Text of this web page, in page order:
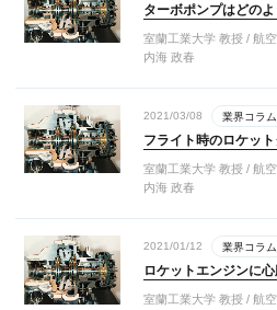
ターボポンプはどの
室蘭工業大学 教授 / 航
内海 政春
2021/03/08 業界コラム
フライト時のロケッ
室蘭工業大学 教授 / 航
内海 政春
2021/01/12 業界コラム
ロケットエンジンに
室蘭工業大学 教授 / 航